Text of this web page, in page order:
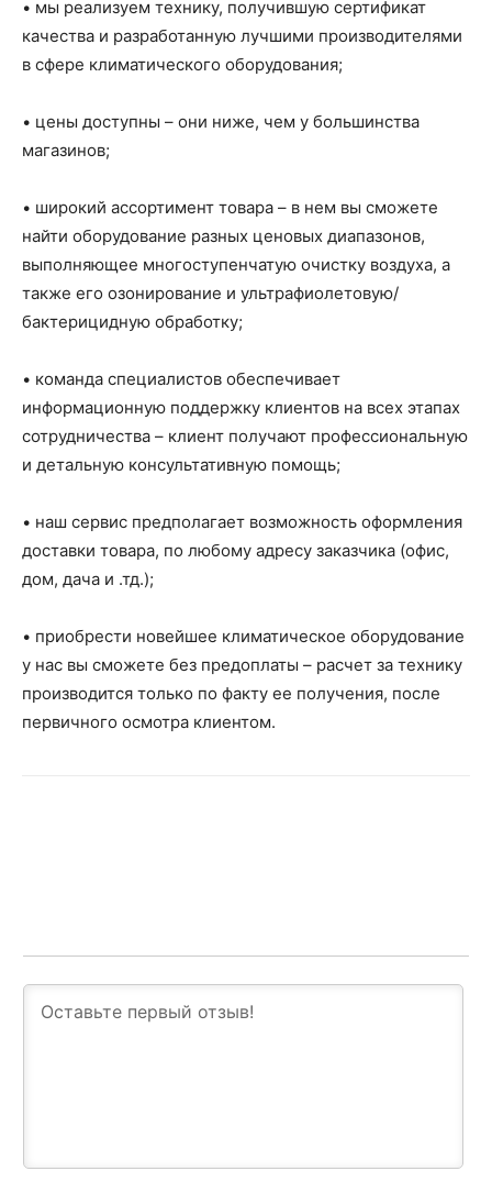
• мы реализуем технику, получившую сертификат
качества и разработанную лучшими производителями
в сфере климатического оборудования;
• цены доступны – они ниже, чем у большинства
магазинов;
• широкий ассортимент товара – в нем вы сможете
найти оборудование разных ценовых диапазонов,
выполняющее многоступенчатую очистку воздуха, а
также его озонирование и ультрафиолетовую/
бактерицидную обработку;
• команда специалистов обеспечивает
информационную поддержку клиентов на всех этапах
сотрудничества – клиент получают профессиональную
и детальную консультативную помощь;
• наш сервис предполагает возможность оформления
доставки товара, по любому адресу заказчика (офис,
дом, дача и .тд.);
• приобрести новейшее климатическое оборудование
у нас вы сможете без предоплаты – расчет за технику
производится только по факту ее получения, после
первичного осмотра клиентом.